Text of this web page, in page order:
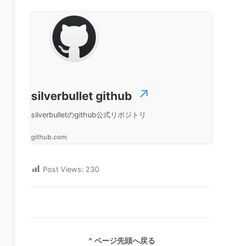
silverbullet github
silverbulletのgithub公式リポジトリ
github.com
Post Views: 230
^ ページ先頭へ戻る